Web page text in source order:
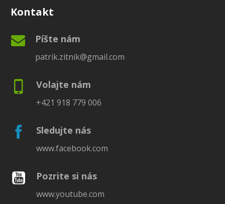
Kontakt
Píšte nám
patrik.zitnik@gmail.com
Volajte nám
+421 918 779 006
Sledujte nás
www.facebook.com
Pozrite si nás
www.youtube.com